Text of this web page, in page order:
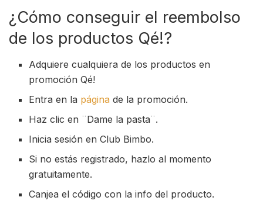
¿Cómo conseguir el reembolso
de los productos Qé!?
Adquiere cualquiera de los productos en
promoción Qé!
Entra en la página de la promoción.
Haz clic en ¨Dame la pasta¨.
Inicia sesión en Club Bimbo.
Si no estás registrado, hazlo al momento
gratuitamente.
Canjea el código con la info del producto.